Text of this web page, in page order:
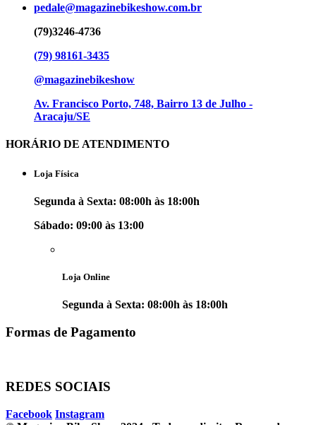
pedale@magazinebikeshow.com.br
(79)3246-4736
(79) 98161-3435
@magazinebikeshow
⁠Av. Francisco Porto, 748, Bairro 13 de Julho -
Aracaju/SE
HORÁRIO DE ATENDIMENTO
Loja Física
Segunda à Sexta: 08:00h às 18:00h
Sábado: 09:00 às 13:00
Loja Online
Segunda à Sexta: 08:00h às 18:00h
Formas de Pagamento
REDES SOCIAIS
Facebook Instagram